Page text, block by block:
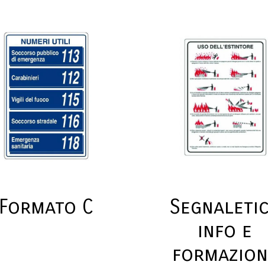
Formato C
info e